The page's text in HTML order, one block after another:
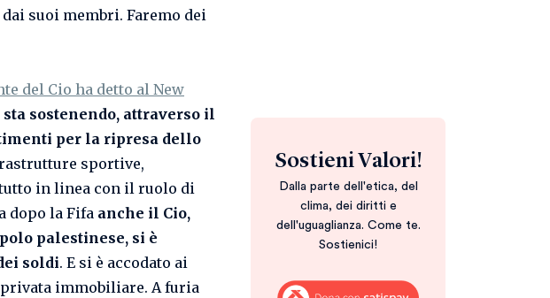
suoi membri. Faremo dei
del Cio ha detto al New
sostenendo, attraverso il
per la ripresa dello
sportive,
in linea con il ruolo di
dopo la Fifa anche il Cio,
palestinese, si è
soldi. E si è accodato ai
immobiliare. A furia
Sostieni Valori!
Dalla parte dell'etica, del
clima, dei diritti e
dell'uguaglianza. Come te.
Sostienici!